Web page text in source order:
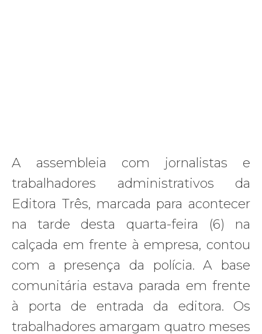
A assembleia com jornalistas e
trabalhadores administrativos da
Editora Três, marcada para acontecer
na tarde desta quarta-feira (6) na
calçada em frente à empresa, contou
com a presença da polícia. A base
comunitária estava parada em frente
à porta de entrada da editora. Os
trabalhadores amargam quatro meses